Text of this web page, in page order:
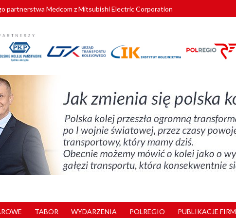
partnerstwa Medcom z Mitsubishi Electric Corporation
znów szuka dostawcy nowych EZT
kolejowych w północnej Wielkopolsce. Łatwiejsze dojazdy do pracy i szkoły
nowe standardy kategoryzacji dworców
TABOR WYDARZENIA POLREGIO PUBLIKACJE FIRM